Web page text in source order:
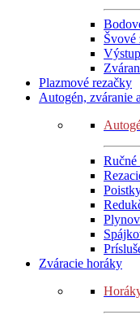
Švové
Plazmové rezačky
Autogén, zváranie
Ručné
Zváracie horáky